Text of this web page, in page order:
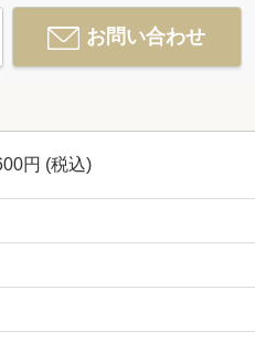
お問い合わせ
円 (税込)